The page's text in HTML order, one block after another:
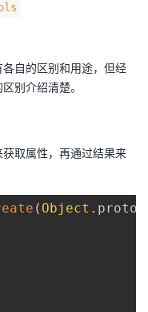
自的区别和用途，但经
别介绍清楚。
取属性，再通过结果来
( Object .